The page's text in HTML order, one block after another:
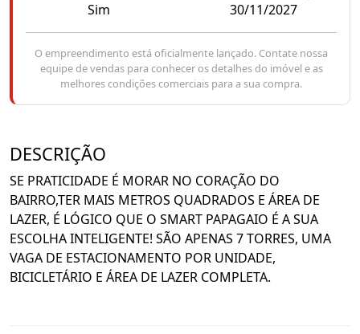
Sim 30/11/2027
O empreendimento está oficialmente lançado. Contate nossa
equipe de vendas para conhecer os detalhes do imóvel e as
melhores condições comerciais para a sua compra.
DESCRIÇÃO
SE PRATICIDADE É MORAR NO CORAÇÃO DO
BAIRRO,TER MAIS METROS QUADRADOS E ÁREA DE
LAZER, É LÓGICO QUE O SMART PAPAGAIO É A SUA
ESCOLHA INTELIGENTE! SÃO APENAS 7 TORRES, UMA
VAGA DE ESTACIONAMENTO POR UNIDADE,
BICICLETÁRIO E ÁREA DE LAZER COMPLETA.